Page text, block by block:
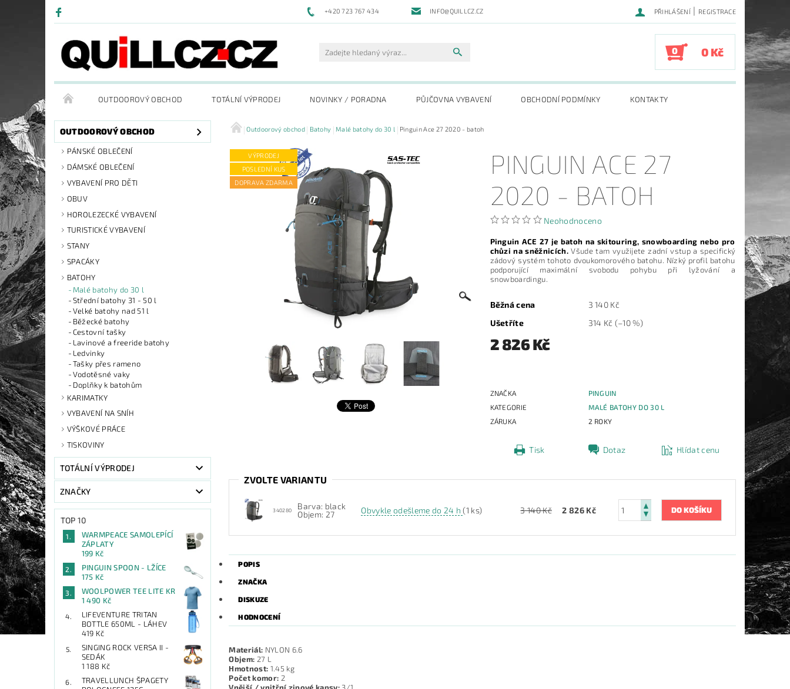
+420 723 767 434 INFO@QUILLCZ.CZ PŘIHLÁŠENÍ | REGISTRACE
0 0 Kč
OUTDOOROVÝ OBCHOD TOTÁLNÍ VÝPRODEJ NOVINKY / PORADNA PŮJČOVNA VYBAVENÍ OBCHODNÍ PODMÍNKY KONTAKTY
OUTDOOROVÝ OBCHOD
PÁNSKÉ OBLEČENÍ
DÁMSKÉ OBLEČENÍ
VYBAVENÍ PRO DĚTI
OBUV
HOROLEZECKÉ VYBAVENÍ
TURISTICKÉ VYBAVENÍ
STANY
SPACÁKY
BATOHY
Malé batohy do 30 l
Střední batohy 31 - 50 l
Velké batohy nad 51 l
Běžecké batohy
Cestovní tašky
Lavinové a freeride batohy
Ledvinky
Tašky přes rameno
Vodotěsné vaky
Doplňky k batohům
KARIMATKY
VYBAVENÍ NA SNÍH
VÝŠKOVÉ PRÁCE
TISKOVINY
TOTÁLNÍ VÝPRODEJ
ZNAČKY
TOP 10
WARMPEACE SAMOLEPÍCÍ
ZÁPLATY
199 Kč
PINGUIN SPOON - LŽÍCE
175 Kč
WOOLPOWER TEE LITE KR
1 490 Kč
LIFEVENTURE TRITAN
BOTTLE 650ML - LÁHEV
419 Kč
SINGING ROCK VERSA II -
SEDÁK
1 188 Kč
TRAVELLUNCH ŠPAGETY
Outdoorový obchod Batohy Malé batohy do 30 l Pinguin Ace 27 2020 - batoh
VÝPRODEJ
POSLEDNÍ KUS
DOPRAVA ZDARMA
PINGUIN ACE 27
2020 - BATOH
Neohodnoceno
Pinguin ACE 27 je batoh na skitouring, snowboarding nebo pro
chůzi na sněžnicích.Všude tam využijete zadní vstup a specifický
zádový systém tohoto dvoukomorového batohu. Nízký profil batohu
podporující maximální svobodu pohybu při lyžování a
snowboardingu.
Běžná cena
3 140 Kč
Ušetříte
314 Kč (–10 %)
2 826 Kč
ZNAČKA
PINGUIN
KATEGORIE
MALÉ BATOHY DO 30 L
ZÁRUKA
2 ROKY
Tisk Dotaz Hlídat cenu
ZVOLTE VARIANTU
340280
Barva: black
Objem: 27
Obvykle odešleme do 24 h(1 ks) 3 140 Kč 2 826 Kč
POPIS
ZNAČKA
DISKUZE
HODNOCENÍ
Materiál: NYLON 6.6
Objem: 27 L
Hmotnost: 1.45 kg
Počet komor: 2
Vnější / vnitřní zipové kapsy: 3/1